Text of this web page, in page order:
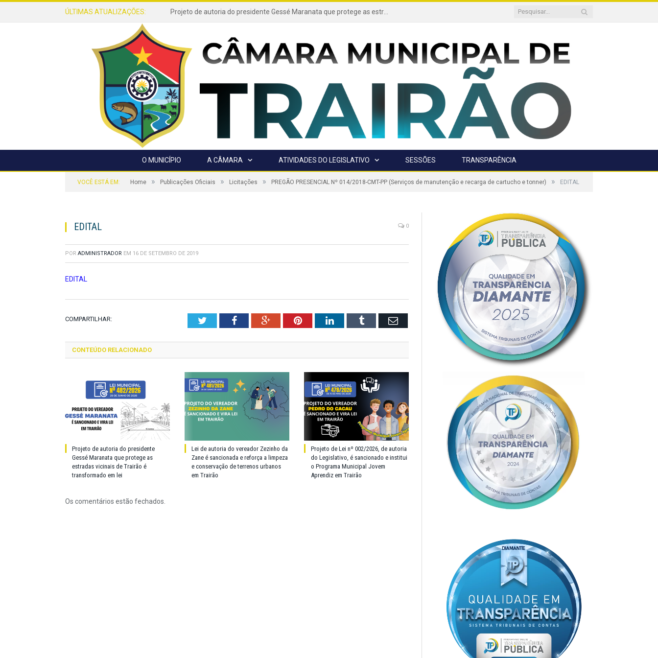
ÚLTIMAS ATUALIZAÇÕES: Projeto de autoria do presidente Gessé Maranata que protege as estradas vicinais de Trairão é transformado em lei
O MUNICÍPIO A CÂMARA ATIVIDADES DO LEGISLATIVO SESSÕES TRANSPARÊNCIA
VOCÊ ESTÁ EM: Home » Publicações Oficiais » Licitações » PREGÃO PRESENCIAL Nº 014/2018-CMT-PP (Serviços de manutenção e recarga de cartucho e tonner) » EDITAL
EDITAL 0
POR ADMINISTRADOR EM 16 DE SETEMBRO DE 2019
EDITAL
COMPARTILHAR: TwitterFacebookGoogle+PinterestLinkedInTumblr Email
CONTEÚDO RELACIONADO
Projeto de autoria do presidente
Gessé Maranata que protege as
estradas vicinais de Trairão é
transformado em lei
Lei de autoria do vereador Zezinho da
Zane é sancionada e reforça a limpeza
e conservação de terrenos urbanos
em Trairão
Projeto de Lei nº 002/2026, de autoria
do Legislativo, é sancionado e institui
o Programa Municipal Jovem
Aprendiz em Trairão
Os comentários estão fechados.